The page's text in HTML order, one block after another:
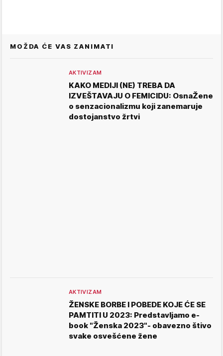
MOŽDA ĆE VAS ZANIMATI
AKTIVIZAM
KAKO MEDIJI (NE) TREBA DA
IZVEŠTAVAJU O FEMICIDU: OsnaŽene
o senzacionalizmu koji zanemaruje
dostojanstvo žrtvi
AKTIVIZAM
ŽENSKE BORBE I POBEDE KOJE ĆE SE
PAMTITI U 2023: Predstavljamo e-
book "Ženska 2023"- obavezno štivo
svake osvešćene žene